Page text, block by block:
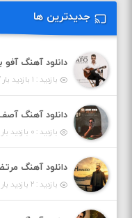
جدیدترین ها
دانلود آهنگ آفو
بازدید : ۱ بازدید بار /
دانلود آهنگ
بازدید : ۰ بازدید بار /
دانلود آهنگ
بازدید : ۲ بازدید بار /